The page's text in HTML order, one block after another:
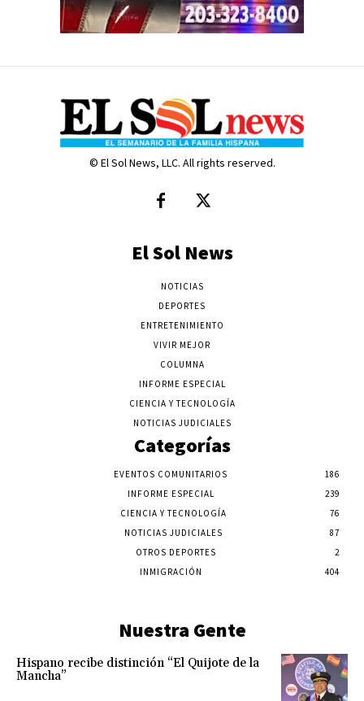
© El Sol News, LLC. All rights reserved.
El Sol News
NOTICIAS
DEPORTES
ENTRETENIMIENTO
VIVIR MEJOR
COLUMNA
INFORME ESPECIAL
CIENCIA Y TECNOLOGÍA
NOTICIAS JUDICIALES
Categorías
EVENTOS COMUNITARIOS
186
INFORME ESPECIAL
239
CIENCIA Y TECNOLOGÍA
76
NOTICIAS JUDICIALES
87
OTROS DEPORTES
2
INMIGRACIÓN
404
Nuestra Gente
Hispano recibe distinción “El Quijote de la
Mancha”